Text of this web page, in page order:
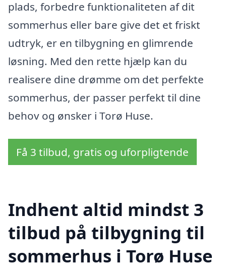
plads, forbedre funktionaliteten af dit
sommerhus eller bare give det et friskt
udtryk, er en tilbygning en glimrende
løsning. Med den rette hjælp kan du
realisere dine drømme om det perfekte
sommerhus, der passer perfekt til dine
behov og ønsker i Torø Huse.
Få 3 tilbud, gratis og uforpligtende
Indhent altid mindst 3
tilbud på tilbygning til
sommerhus i Torø Huse